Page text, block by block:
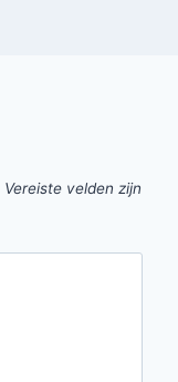
Vereiste velden zijn